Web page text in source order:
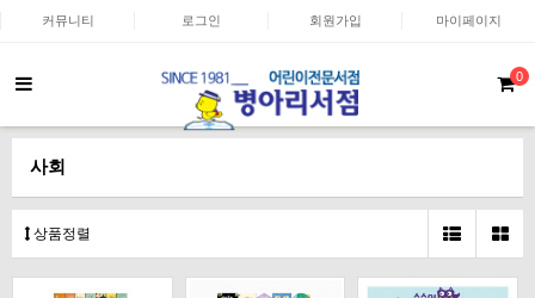
커뮤니티 로그인 회원가입 마이페이지
0
사회
상품정렬